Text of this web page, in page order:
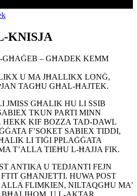
KNISJA
GĦAĠEB – GĦADEK KEMM
U MA JĦALLIKX LONĠ,
TAGĦU GĦAL-ĦAJTEK.
JMISS GĦALIK HU LI SSIB
TKUN PARTI MINN
KIF BOZZA TAD-DAWL
F’SOKET SABIEX TIDDI,
LI TIĠI PPLAĠĠATA
T’ALLA TIEĦU L-ĦAJJA FIK.
ANTIKA U TEDJANTI FEJN
GĦANJETTI. HUWA POST
FLIMKIEN, NILTAQGĦU MA'
U L-AKTAR